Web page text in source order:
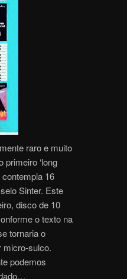
raro e muito
‘long
16
Sinter. Este
disco de 10
o texto na
tornaria o
micro-sulco.
podemos